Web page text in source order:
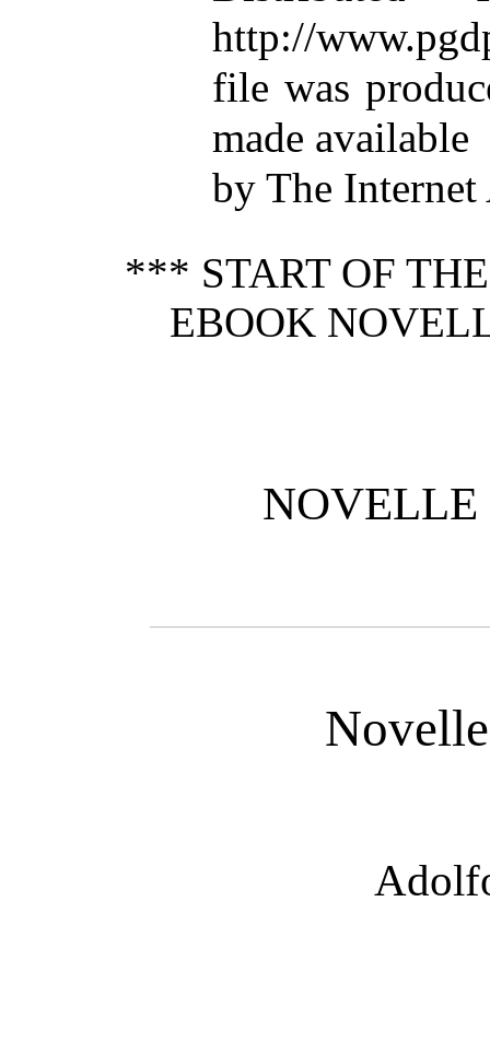
http://
file was
made available
by The
*** START OF
EBOOK